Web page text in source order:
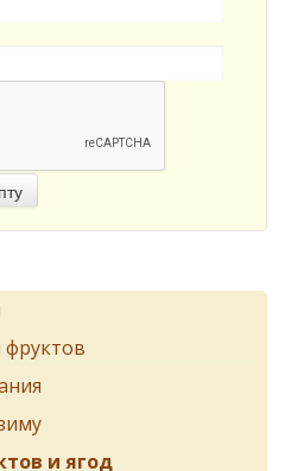
фруктов
и ягод